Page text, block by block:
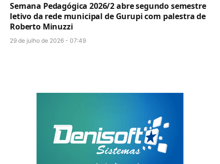
Semana Pedagógica 2026/2 abre segundo semestre
letivo da rede municipal de Gurupi com palestra de
Roberto Minuzzi
29 de julho de 2026 - 07:49